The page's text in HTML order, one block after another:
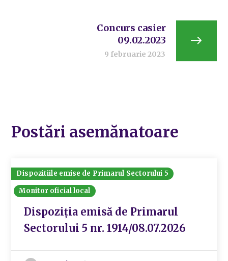
Concurs casier
09.02.2023
9 februarie 2023
Postări asemănatoare
Dispozitiile emise de Primarul Sectorului 5
Monitor oficial local
Dispoziția emisă de Primarul
Sectorului 5 nr. 1914/08.07.2026